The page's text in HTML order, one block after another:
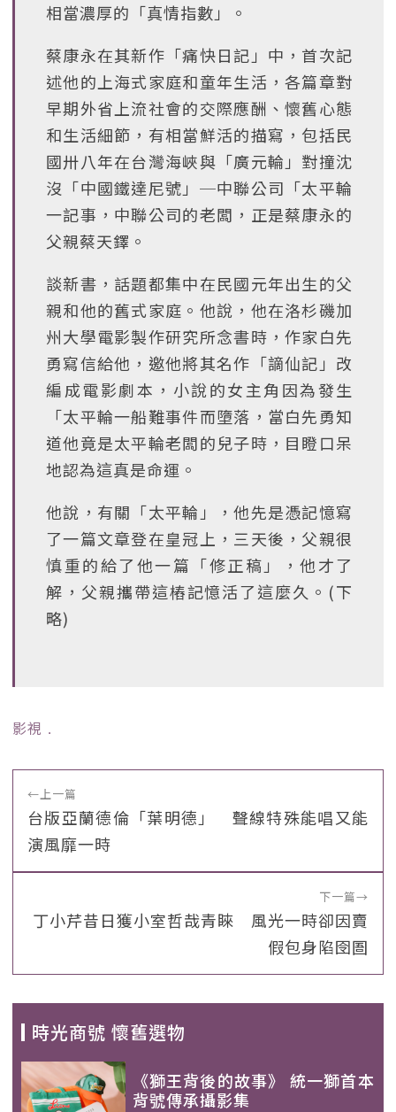
相當濃厚的「真情指數」。
蔡康永在其新作「痛快日記」中，首次記
述他的上海式家庭和童年生活，各篇章對
早期外省上流社會的交際應酬、懷舊心態
和生活細節，有相當鮮活的描寫，包括民
國卅八年在台灣海峽與「廣元輪」對撞沈
沒「中國鐵達尼號」─中聯公司「太平輪
一記事，中聯公司的老闆，正是蔡康永的
父親蔡天鐸。
談新書，話題都集中在民國元年出生的父
親和他的舊式家庭。他說，他在洛杉磯加
州大學電影製作研究所念書時，作家白先
勇寫信給他，邀他將其名作「謫仙記」改
編成電影劇本，小說的女主角因為發生
「太平輪一船難事件而墮落，當白先勇知
道他竟是太平輪老闆的兒子時，目瞪口呆
地認為這真是命運。
他說，有關「太平輪」，他先是憑記憶寫
了一篇文章登在皇冠上，三天後，父親很
慎重的給了他一篇「修正稿」，他才了
解，父親攜帶這樁記憶活了這麼久。(下
略)
影視 ﹒
←上一篇
台版亞蘭德倫「葉明德」 聲線特殊能唱又能
演風靡一時
下一篇→
丁小芹昔日獲小室哲哉青睞 風光一時卻因賣
假包身陷囹圄
時光商號 懷舊選物
《獅王背後的故事》 統一獅首本
背號傳承攝影集